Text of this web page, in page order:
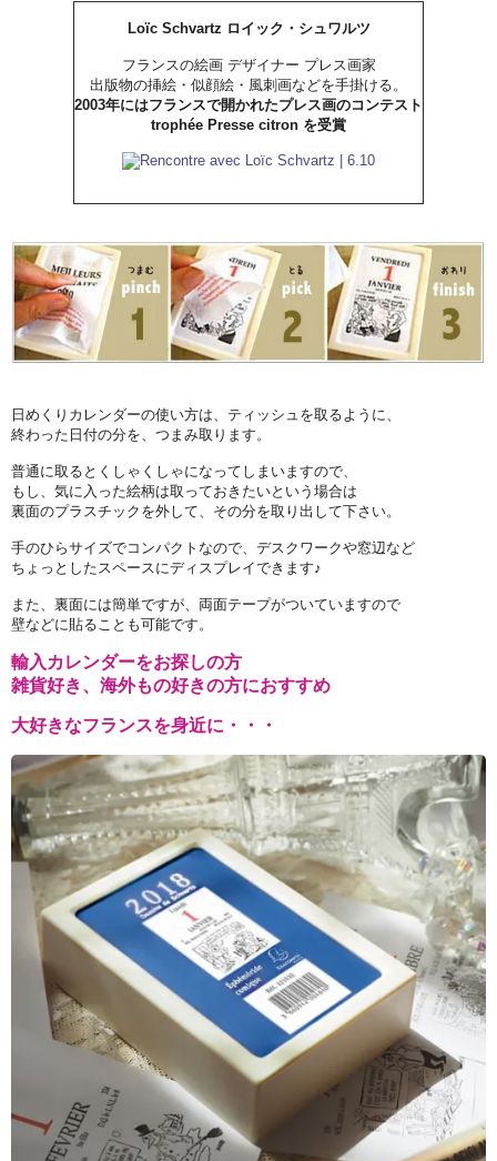
Loïc Schvartz ロイック・シュワルツ
フランスの絵画 デザイナー プレス画家
出版物の挿絵・似顔絵・風刺画などを手掛ける。
2003年にはフランスで開かれたプレス画のコンテスト
trophée Presse citron を受賞
日めくりカレンダーの使い方は、ティッシュを取るように、
終わった日付の分を、つまみ取ります。
普通に取るとくしゃくしゃになってしまいますので、
もし、気に入った絵柄は取っておきたいという場合は
裏面のプラスチックを外して、その分を取り出して下さい。
手のひらサイズでコンパクトなので、デスクワークや窓辺など
ちょっとしたスペースにディスプレイできます♪
また、裏面には簡単ですが、両面テープがついていますので
壁などに貼ることも可能です。
輸入カレンダーをお探しの方
雑貨好き、海外もの好きの方におすすめ
大好きなフランスを身近に・・・